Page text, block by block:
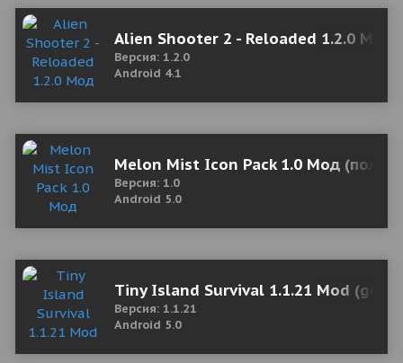
Alien Shooter 2 - Reloaded 1.2.0 Мод
Версия: 1.2.0
Android 4.1
Melon Mist Icon Pack 1.0 Мод
Версия: 1.0
Android 5.0
Tiny Island Survival 1.1.21 Mod
Версия: 1.1.21
Android 5.0